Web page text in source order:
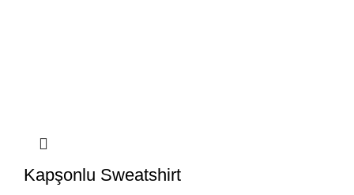
Kapşonlu Sweatshirt